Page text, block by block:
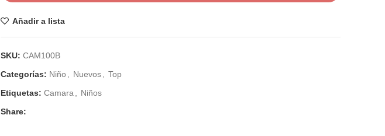
Añadir a lista
SKU: CAM100B
Categorías: Niño Nuevos
Top
Etiquetas: Camara
Niños
Share: